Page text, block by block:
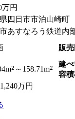
万円
四日市市泊山崎町
あすなろう鉄道
販
2 ～158.71m2
建
容
1,240万円